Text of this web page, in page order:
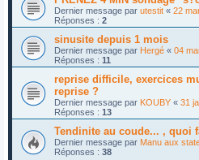
Dernier message par utestit « 22
Réponses : 2
sinusite depuis 1 mois
Dernier message par Hergé « 04
Réponses : 11
reprise difficile, exercices
reprise ?
Dernier message par KOUBY « 31
Réponses : 13
Tendinite au coude... , quoi
Dernier message par Manu aux
Réponses : 38